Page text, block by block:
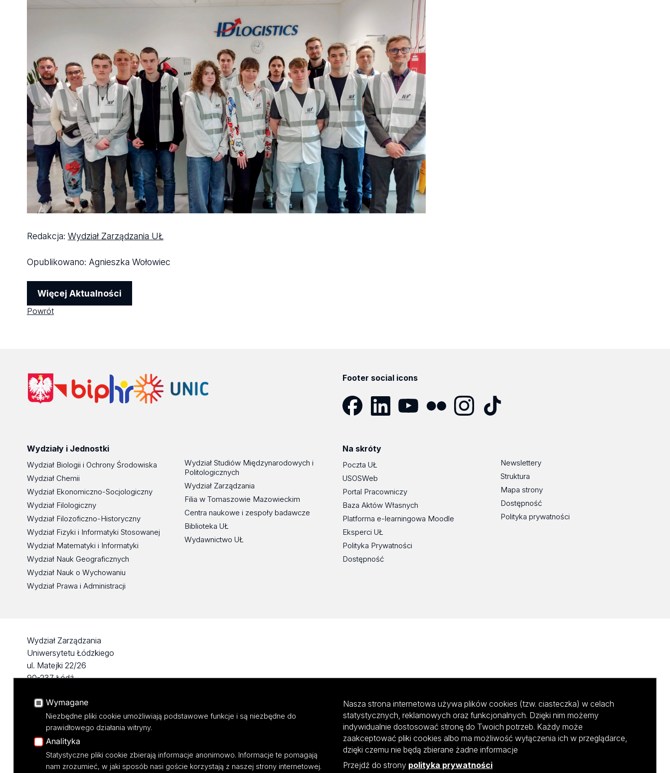
Redakcja: Wydział Zarządzania UŁ
Opublikowano: Agnieszka Wołowiec
Więcej Aktualności
Powrót
Footer social icons
Wydziały i Jednostki
Wydział Biologii i Ochrony Środowiska
Wydział Chemii
Wydział Ekonomiczno-Socjologiczny
Wydział Filologiczny
Wydział Filozoficzno-Historyczny
Wydział Fizyki i Informatyki Stosowanej
Wydział Matematyki i Informatyki
Wydział Nauk Geograficznych
Wydział Nauk o Wychowaniu
Wydział Prawa i Administracji
Wydział Studiów Międzynarodowych i
Politologicznych
Wydział Zarządzania
Filia w Tomaszowie Mazowieckim
Centra naukowe i zespoły badawcze
Biblioteka UŁ
Wydawnictwo UŁ
Na skróty
Poczta UŁ
USOSWeb
Portal Pracowniczy
Baza Aktów Własnych
Platforma e-learningowa Moodle
Eksperci UŁ
Polityka Prywatności
Dostępność
Newslettery
Struktura
Mapa strony
Dostępność
Polityka prywatności
Wydział Zarządzania
Uniwersytetu Łódzkiego
ul. Matejki 22/26
90-237 Łódź
NIP 724 000 32 43
Wymagane
Niezbędne pliki cookie umożliwiają podstawowe funkcje i są niezbędne do
prawidłowego działania witryny.
Analityka
Statystyczne pliki cookie zbierają informacje anonimowo. Informacje te pomagają
nam zrozumieć, w jaki sposób nasi goście korzystają z naszej strony internetowej.
Nasza strona internetowa używa plików cookies (tzw. ciasteczka) w celach
statystycznych, reklamowych oraz funkcjonalnych. Dzięki nim możemy
indywidualnie dostosować stronę do Twoich potrzeb. Każdy może
zaakceptować pliki cookies albo ma możliwość wyłączenia ich w przeglądarce,
dzięki czemu nie będą zbierane żadne informacje
Przejdź do strony polityka prywatności